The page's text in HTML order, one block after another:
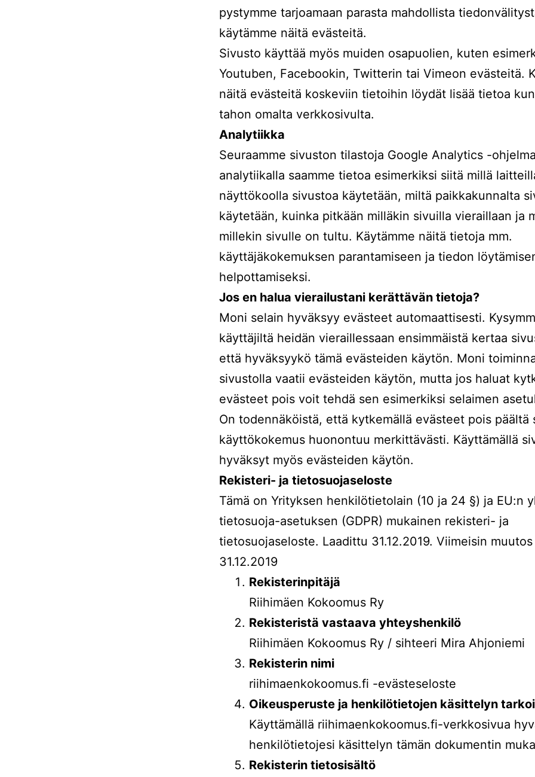
pystymme tarjoamaan parasta mahdollista
käytämme näitä evästeitä.
Sivusto käyttää myös muiden osapuolien, kuten
Youtuben, Facebookin, Twitterin tai Vimeon evästeitä.
näitä evästeitä koskeviin tietoihin löydät lisää tietoa
tahon omalta verkkosivulta.
Analytiikka
Seuraamme sivuston tilastoja Google Analytics -
analytiikalla saamme tietoa esimerkiksi siitä millä
näyttökoolla sivustoa käytetään, miltä paikkakunnalta
käytetään, kuinka pitkään milläkin sivuilla vieraillaan ja
millekin sivulle on tultu. Käytämme näitä tietoja mm.
käyttäjäkokemuksen parantamiseen ja tiedon
helpottamiseksi.
Jos en halua vierailustani kerättävän tietoja?
Moni selain hyväksyy evästeet automaattisesti.
käyttäjiltä heidän vieraillessaan ensimmäistä kertaa
että hyväksyykö tämä evästeiden käytön. Moni
sivustolla vaatii evästeiden käytön, mutta jos haluat
evästeet pois voit tehdä sen esimerkiksi selaimen
On todennäköistä, että kytkemällä evästeet pois päältä
käyttökokemus huonontuu merkittävästi. Käyttämällä
hyväksyt myös evästeiden käytön.
Rekisteri- ja tietosuojaseloste
Tämä on Yrityksen henkilötietolain (10 ja 24 §) ja EU:n
tietosuoja-asetuksen (GDPR) mukainen rekisteri- ja
tietosuojaseloste. Laadittu 31.12.2019. Viimeisin muutos
31.12.2019
Rekisterinpitäjä
Riihimäen Kokoomus Ry
Rekisteristä vastaava yhteyshenkilö
Riihimäen Kokoomus Ry / sihteeri Mira Ahjoniemi
Rekisterin nimi
riihimaenkokoomus.fi -evästeseloste
Oikeusperuste ja henkilötietojen käsittelyn
Käyttämällä riihimaenkokoomus.fi-verkkosivua
henkilötietojesi käsittelyn tämän dokumentin
Rekisterin tietosisältö